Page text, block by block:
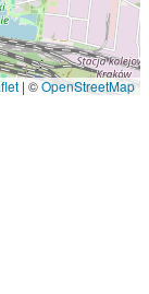
| ©OpenStreetMap